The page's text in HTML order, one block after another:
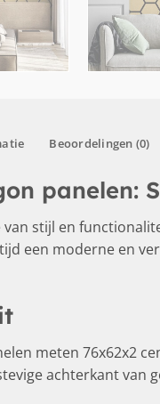
Beoordelingen (0)
panelen:
stijl en
een moderne en
meten 76x62x2
achterkant